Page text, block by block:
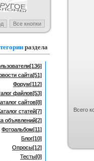
:
Иконки и кнопки для
сайта
Тёмно-
Всего
раздела
[136]
сайта[51]
Форум[112]
файлов[53]
сайтов[8]
статей[7]
объявлений[2]
Фотоальбом[11]
Блог[10]
Опросы[12]
Тесты[0]